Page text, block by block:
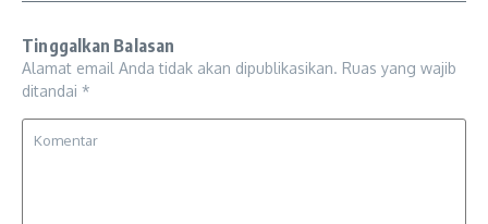
Tinggalkan Balasan
Alamat email Anda tidak akan dipublikasikan. Ruas yang wajib
ditandai *